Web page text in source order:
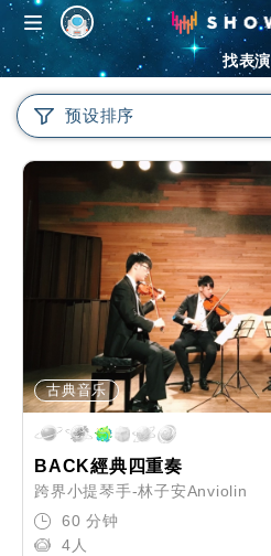
找表演
预设排序
古典音乐
BACK經典四重奏
跨界小提琴手-林子安Anviolin
60 分钟
4人